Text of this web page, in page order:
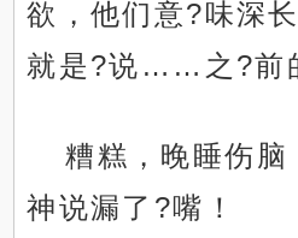
欲，他们意?味深
就是?说……之?前
糟糕，晚睡伤脑
神说漏了?嘴！